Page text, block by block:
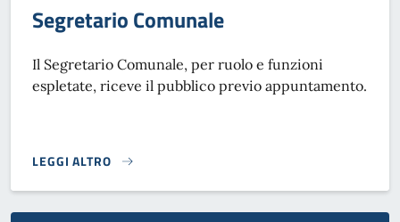
Segretario Comunale
Il Segretario Comunale, per ruolo e funzioni
espletate, riceve il pubblico previo appuntamento.
LEGGI ALTRO
}